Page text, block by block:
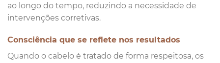
ao longo do tempo, reduzindo a necessidade de
intervenções corretivas.
Consciência que se reflete nos resultados
Quando o cabelo é tratado de forma respeitosa, os